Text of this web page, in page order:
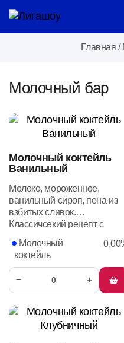
Главная /
Молочный бар
Молочный коктейль
Ванильный
Молоко, мороженное,
ванильный сироп, пена из
взбитых сливок.
Классичсекий рецепт с
пышной пенкой.
Молочный
коктейль
– +